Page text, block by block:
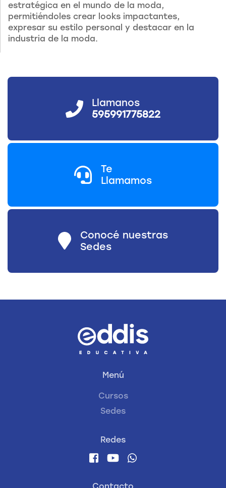
estratégica en el mundo de la moda,
permitiéndoles crear looks impactantes,
expresar su estilo personal y destacar en la
industria de la moda.
Llamanos
595991775822
Te
Llamamos
Conocé nuestras
Sedes
Menú
Cursos
Sedes
Redes